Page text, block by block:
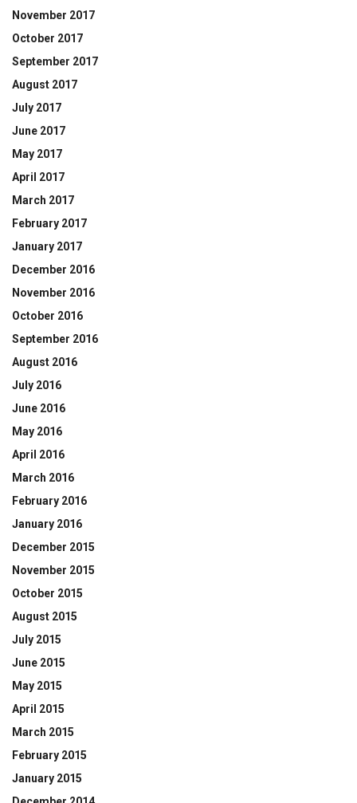
November 2017
October 2017
September 2017
August 2017
July 2017
June 2017
May 2017
April 2017
March 2017
February 2017
January 2017
December 2016
November 2016
October 2016
September 2016
August 2016
July 2016
June 2016
May 2016
April 2016
March 2016
February 2016
January 2016
December 2015
November 2015
October 2015
August 2015
July 2015
June 2015
May 2015
April 2015
March 2015
February 2015
January 2015